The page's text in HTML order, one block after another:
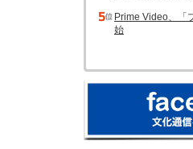
Prime Video、「
始